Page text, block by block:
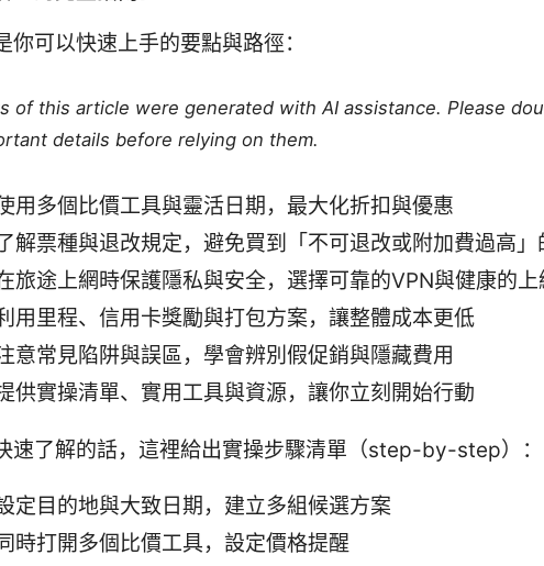
你可以快速上手的要點與路徑：
of this article were generated with AI assistance. Please
details before relying on them.
用多個比價工具與靈活日期，最大化折扣與優惠
解票種與退改規定，避免買到「不可退改或附加費過高」
旅途上網時保護隱私與安全，選擇可靠的VPN與健康的
用里程、信用卡獎勵與打包方案，讓整體成本更低
意常見陷阱與誤區，學會辨別假促銷與隱藏費用
供實操清單、實用工具與資源，讓你立刻開始行動
速了解的話，這裡給出實操步驟清單（step-by-step）：
定目的地與大致日期，建立多組候選方案
時打開多個比價工具，設定價格提醒